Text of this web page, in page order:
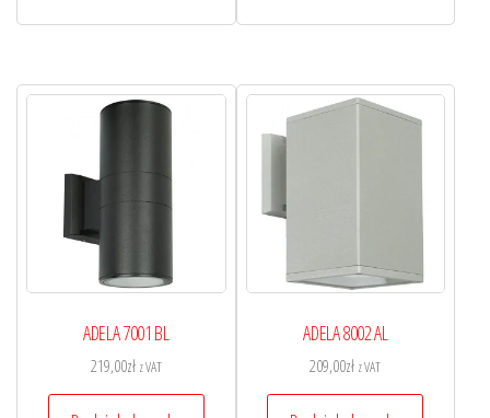
ADELA 7001 BL
219,00zł z VAT
ADELA 8002 AL
209,00zł z VAT